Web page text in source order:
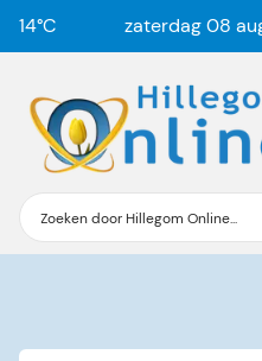
14°C zaterdag 08